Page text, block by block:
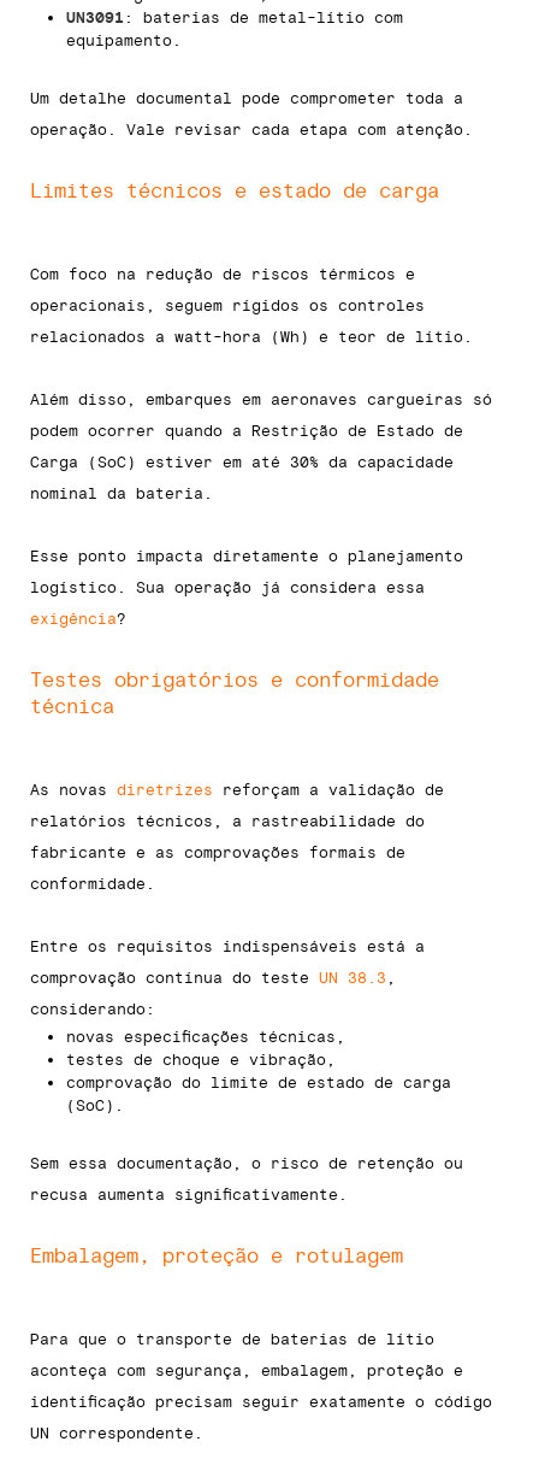
UN3091 : baterias de metal-lítio com
equipamento.
Um detalhe documental pode comprometer toda a
operação. Vale revisar cada etapa com atenção.
Limites técnicos e estado de carga
Com foco na redução de riscos térmicos e
operacionais, seguem rígidos os controles
relacionados a watt-hora (Wh) e teor de lítio.
Além disso, embarques em aeronaves cargueiras só
podem ocorrer quando a Restrição de Estado de
Carga (SoC) estiver em até 30% da capacidade
nominal da bateria.
Esse ponto impacta diretamente o planejamento
logístico. Sua operação já considera essa
exigência?
Testes obrigatórios e conformidade
técnica
As novas diretrizes reforçam a validação de
relatórios técnicos, a rastreabilidade do
fabricante e as comprovações formais de
conformidade.
Entre os requisitos indispensáveis está a
comprovação contínua do teste UN 38.3
considerando:
novas especificações técnicas,
testes de choque e vibração,
comprovação do limite de estado de carga
(SoC).
Sem essa documentação, o risco de retenção ou
recusa aumenta significativamente.
Embalagem, proteção e rotulagem
Para que o transporte de baterias de lítio
aconteça com segurança, embalagem, proteção e
identificação precisam seguir exatamente o código
UN correspondente.